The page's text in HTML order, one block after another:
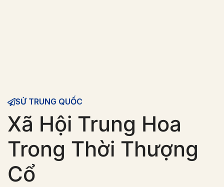
SỬ TRUNG QUỐC
Xã Hội Trung Hoa
Trong Thời Thượng
Cổ